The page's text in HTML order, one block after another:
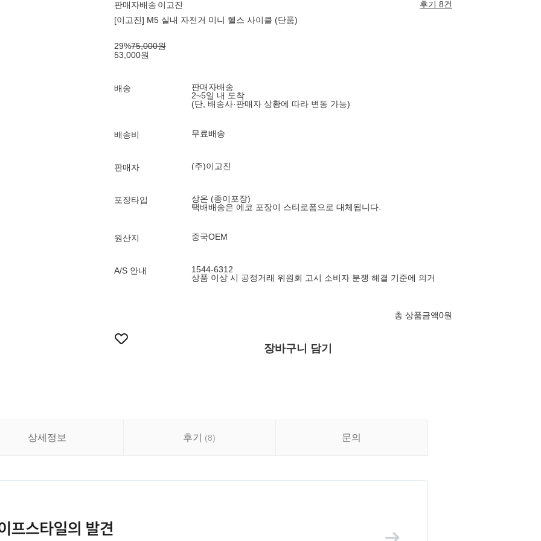
판매자배송 이고진
후기 8건
[이고진] M5 실내 자전거 미니 헬스 사이클 (단품)
29%75,000원
53,000원
배송
판매자배송
2~5일 내 도착
(단, 배송사·판매자 상황에 따라 변동 가능)
배송비 무료배송
판매자 (주)이고진
포장타입
상온 (종이포장)
택배배송은 에코 포장이 스티로폼으로 대체됩니다.
원산지 중국OEM
A/S 안내
1544-6312
상품 이상 시 공정거래 위원회 고시 소비자 분쟁 해결 기준에 의거
총 상품금액0원
장바구니 담기
상세정보 후기 (8) 문의